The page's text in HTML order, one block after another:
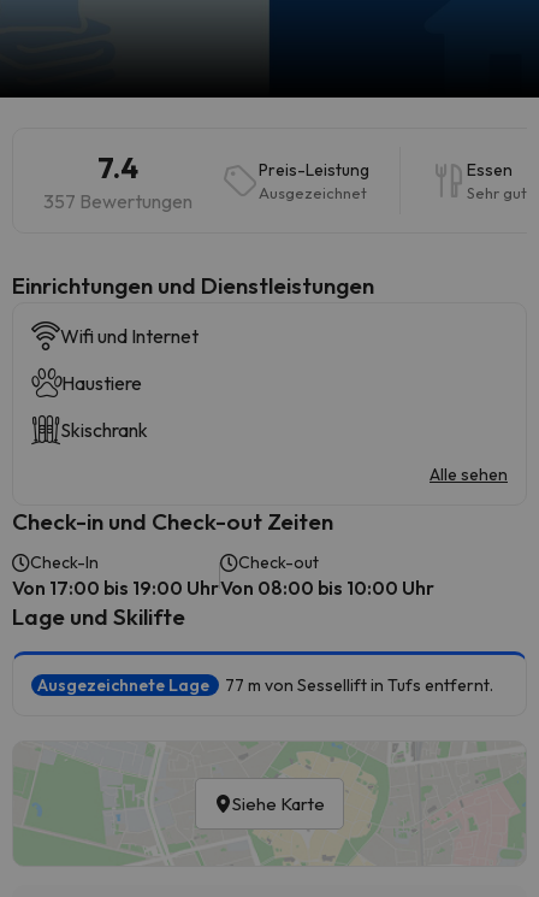
7.4
357 Bewertungen
Preis-Leistung
Ausgezeichnet
Essen
Sehr gut
​Einrichtungen und Dienstleistungen
Wifi und Internet
Haustiere
Skischrank
Alle sehen
Check-in und Check-out Zeiten
Check-In
Von 17:00 bis 19:00 Uhr
Check-out
Von 08:00 bis 10:00 Uhr
Lage und Skilifte
Ausgezeichnete Lage 77 m von Sessellift in Tufs entfernt.
Siehe Karte